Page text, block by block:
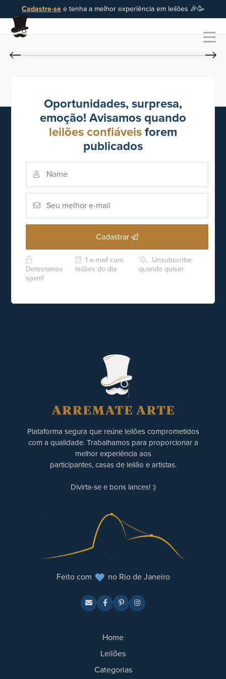
Cadastre-se e tenha a melhor experiência em leilões 🎉🥳
Oportunidades, surpresa,
emoção! Avisamos quando
leilões confiáveis forem
publicados
Cadastrar
Detestamos
spam!
1 e-mail com
leilões do dia
Unsubscribe
quando quiser
Plataforma segura que reúne leilões comprometidos
com a qualidade. Trabalhamos para proporcionar a
melhor experiência aos
participantes, casas de leilão e artistas.
Divirta-se e bons lances! :)
Feito com no Rio de Janeiro
Home
Leilões
Categorias